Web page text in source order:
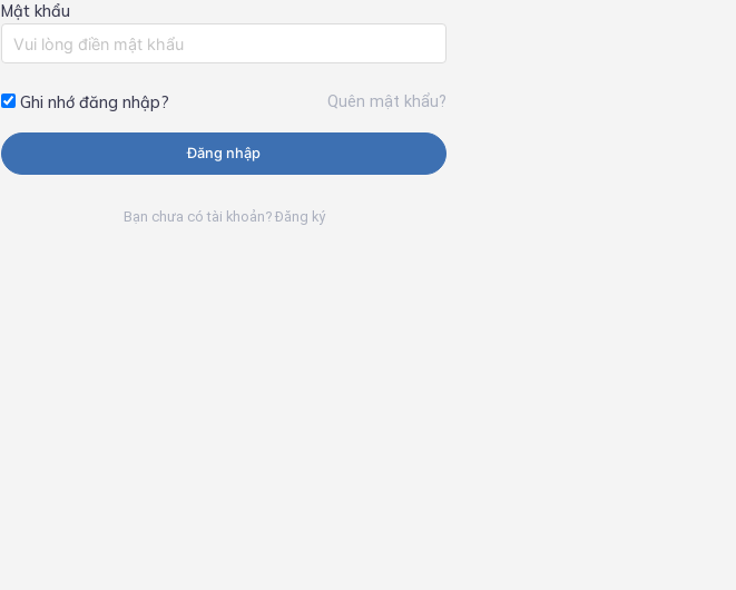
Mật khẩu
Ghi nhớ đăng nhập? Quên mật khẩu?
Đăng nhập
Bạn chưa có tài khoản? Đăng ký